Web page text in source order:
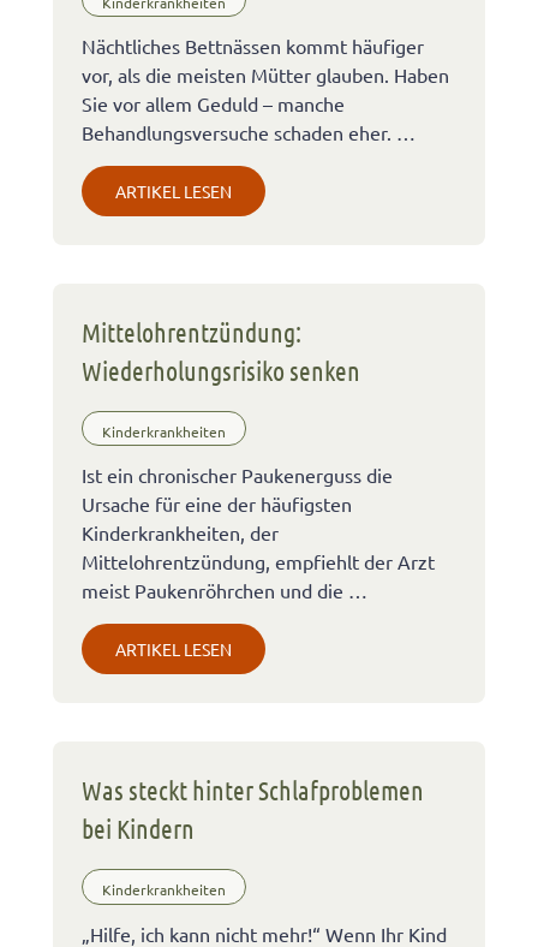
Nächtliches Bettnässen kommt häufiger
vor, als die meisten Mütter glauben. Haben
Sie vor allem Geduld – manche
Behandlungsversuche schaden eher. …
ARTIKEL LESEN
Mittelohrentzündung:
Wiederholungsrisiko senken
Kinderkrankheiten
Ist ein chronischer Paukenerguss die
Ursache für eine der häufigsten
Kinderkrankheiten, der
Mittelohrentzündung, empfiehlt der Arzt
meist Paukenröhrchen und die …
ARTIKEL LESEN
Was steckt hinter Schlafproblemen
bei Kindern
Kinderkrankheiten
„Hilfe, ich kann nicht mehr!“ Wenn Ihr Kind